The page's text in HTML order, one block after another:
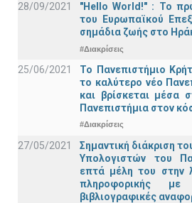
28/09/2021
"Hello World!" : Το
του Ευρωπαϊκού
σημάδια ζωής στο
#Διακρίσεις
25/06/2021
Το Πανεπιστήμιο
το καλύτερο νέο
και βρίσκεται μέσα
Πανεπιστήμια στον
#Διακρίσεις
27/05/2021
Σημαντική διάκριση
Υπολογιστών του
επτά μέλη του στην
πληροφορικής με
βιβλιογραφικές